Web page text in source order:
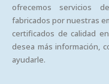
ofrecemos servicios
fabricados por nuestras
certificados de calidad
desea más información,
ayudarle.